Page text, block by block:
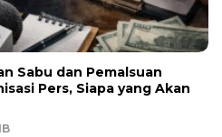
Sabu dan Pemalsuan
Pers, Siapa yang Akan